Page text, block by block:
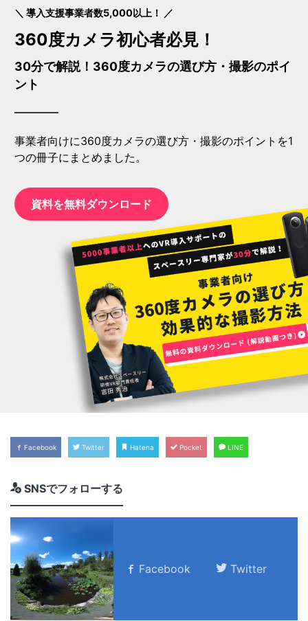
＼ 導入支援事業者数5,000以上！ ／
360度カメラ初心者必見！
30分で解説！360度カメラの選び方・撮影のポイ
ント
事業者向けに360度カメラの選び方・撮影のポイントを1
つの冊子にまとめました。
資料を無料ダウンロード
Facebook Twitter Hatena Pocket LINE
SNSでフォローする
Facebook Twitter